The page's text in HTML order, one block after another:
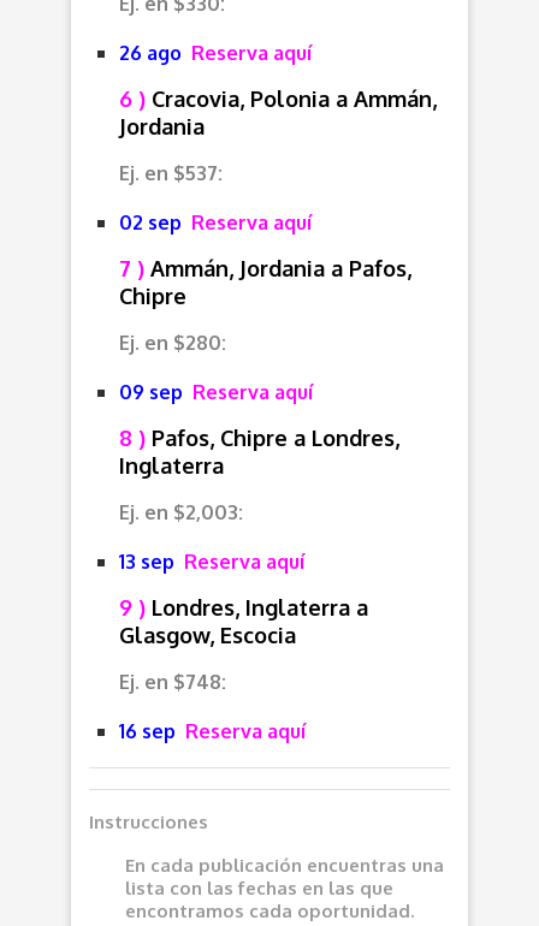
26 ago Reserva aquí
6 ) Cracovia, Polonia a Ammán,
Jordania
Ej. en $537:
02 sep Reserva aquí
7 ) Ammán, Jordania a Pafos,
Chipre
Ej. en $280:
09 sep Reserva aquí
8 ) Pafos, Chipre a Londres,
Inglaterra
Ej. en $2,003:
13 sep Reserva aquí
9 ) Londres, Inglaterra a
Glasgow, Escocia
Ej. en $748:
16 sep Reserva aquí
Instrucciones
En cada publicación encuentras una
lista con las fechas en las que
encontramos cada oportunidad.